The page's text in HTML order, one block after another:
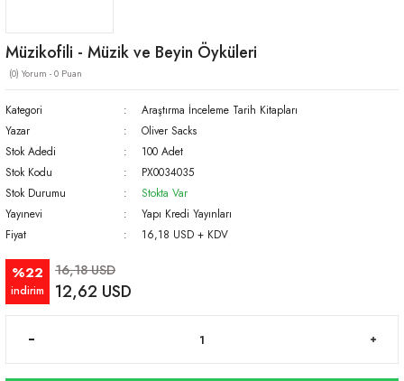
Müzikofili - Müzik ve Beyin Öyküleri
(0) Yorum - 0 Puan
Kategori
Araştırma İnceleme Tarih Kitapları
Yazar
Oliver Sacks
Stok Adedi
100 Adet
Stok Kodu
PX0034035
Stok Durumu
Stokta Var
Yayınevi
Yapı Kredi Yayınları
Fiyat
16,18 USD + KDV
%22
indirim
16,18 USD
12,62 USD